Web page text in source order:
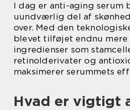
I dag er anti-aging serum
uundværlig del af
over. Med den
blevet tilføjet endnu mere
ingredienser som
retinolderivater og
maksimerer serummets
Hvad er vigtigt